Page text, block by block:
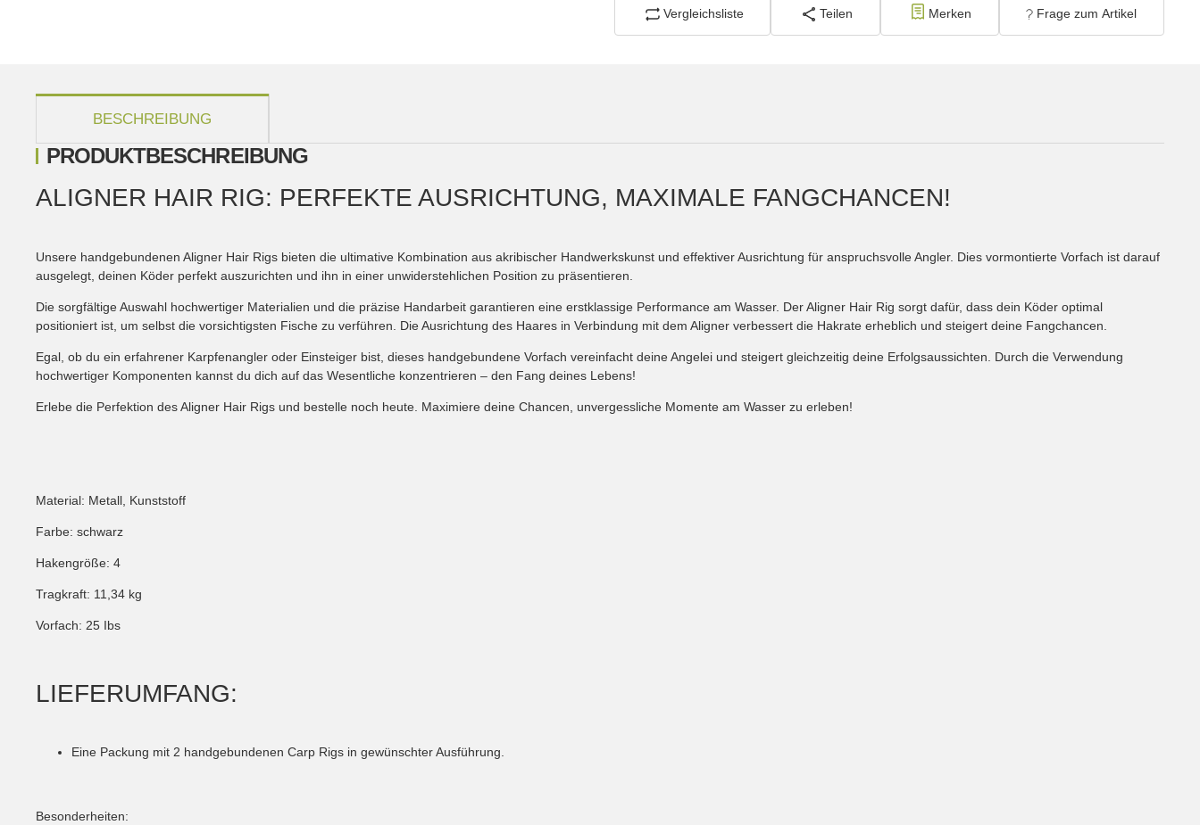
Vergleichsliste Teilen Merken Frage zum Artikel
BESCHREIBUNG
PRODUKTBESCHREIBUNG
ALIGNER HAIR RIG: PERFEKTE AUSRICHTUNG, MAXIMALE FANGCHANCEN!
Unsere handgebundenen Aligner Hair Rigs bieten die ultimative Kombination aus akribischer Handwerkskunst und effektiver Ausrichtung für anspruchsvolle Angler. Dies vormontierte Vorfach ist darauf
ausgelegt, deinen Köder perfekt auszurichten und ihn in einer unwiderstehlichen Position zu präsentieren.
Die sorgfältige Auswahl hochwertiger Materialien und die präzise Handarbeit garantieren eine erstklassige Performance am Wasser. Der Aligner Hair Rig sorgt dafür, dass dein Köder optimal
positioniert ist, um selbst die vorsichtigsten Fische zu verführen. Die Ausrichtung des Haares in Verbindung mit dem Aligner verbessert die Hakrate erheblich und steigert deine Fangchancen.
Egal, ob du ein erfahrener Karpfenangler oder Einsteiger bist, dieses handgebundene Vorfach vereinfacht deine Angelei und steigert gleichzeitig deine Erfolgsaussichten. Durch die Verwendung
hochwertiger Komponenten kannst du dich auf das Wesentliche konzentrieren – den Fang deines Lebens!
Erlebe die Perfektion des Aligner Hair Rigs und bestelle noch heute. Maximiere deine Chancen, unvergessliche Momente am Wasser zu erleben!
Material: Metall, Kunststoff
Farbe: schwarz
Hakengröße: 4
Tragkraft: 11,34 kg
Vorfach: 25 Ibs
LIEFERUMFANG:
Eine Packung mit 2 handgebundenen Carp Rigs in gewünschter Ausführung.
Besonderheiten: